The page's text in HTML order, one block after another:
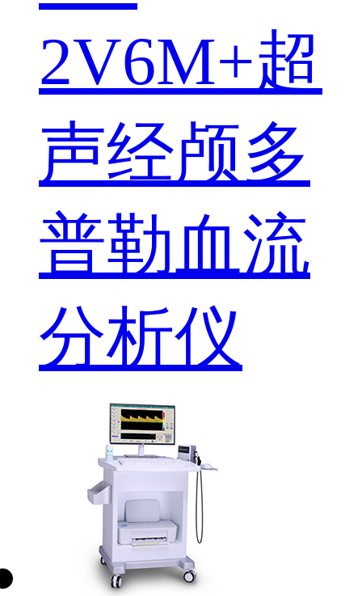
2V6M+超
声经颅多
普勒血流
分析仪